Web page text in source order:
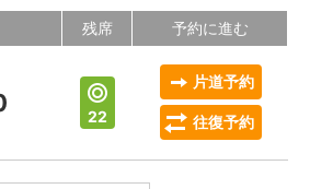
残席 予約に進む
22
片道予約
往復予約